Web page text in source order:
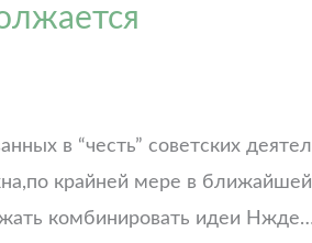
в “честь” советских
крайней мере в
комбинировать идеи